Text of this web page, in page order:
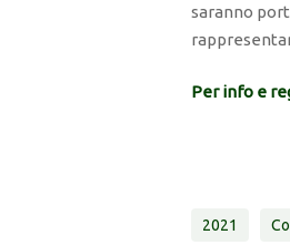
saranno
Per info e
2021